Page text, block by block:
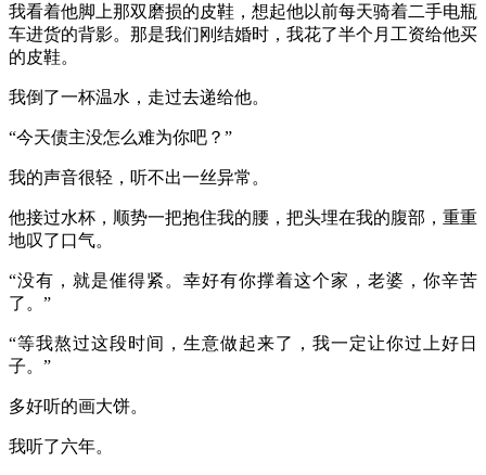
我看着他脚上那双磨损的皮鞋，想起他以前每天骑着二手电瓶
车进货的背影。那是我们刚结婚时，我花了半个月工资给他买
的皮鞋。
我倒了一杯温水，走过去递给他。
“今天债主没怎么难为你吧？”
我的声音很轻，听不出一丝异常。
他接过水杯，顺势一把抱住我的腰，把头埋在我的腹部，重重
地叹了口气。
“没有，就是催得紧。幸好有你撑着这个家，老婆，你辛苦
了。”
“等我熬过这段时间，生意做起来了，我一定让你过上好日
子。”
多好听的画大饼。
我听了六年。